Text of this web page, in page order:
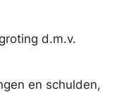
d.m.v.
en schulden,